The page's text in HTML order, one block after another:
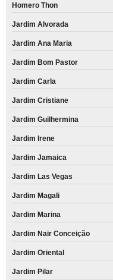
Homero Thon
Jardim Alvorada
Jardim Ana Maria
Jardim Bom Pastor
Jardim Carla
Jardim Cristiane
Jardim Guilhermina
Jardim Irene
Jardim Jamaica
Jardim Las Vegas
Jardim Magali
Jardim Marina
Jardim Nair Conceição
Jardim Oriental
Jardim Pilar